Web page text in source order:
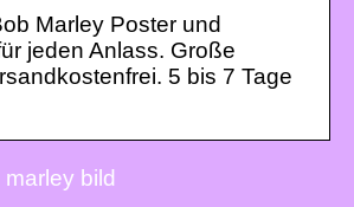
Marley Poster und
jeden Anlass. Große
5 bis 7 Tage
bild